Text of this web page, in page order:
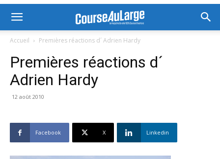
Accueil Premières réactions d´ Adrien Hardy
Premières réactions d´
Adrien Hardy
12 août 2010
Facebook X Linkedin